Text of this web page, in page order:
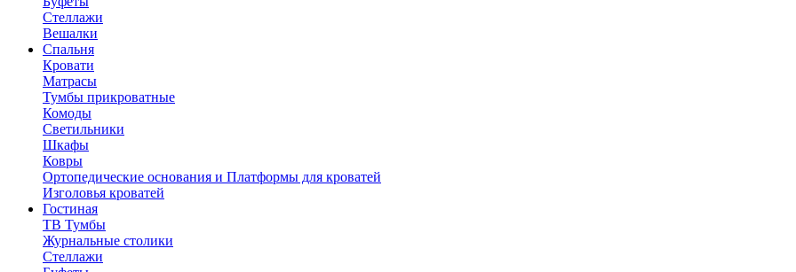
Стеллажи
Вешалки
Cпальня
Кровати
Матрасы
Тумбы прикроватные
Комоды
Светильники
Шкафы
Ковры
Ортопедические основания и Платформы для кроватей
Изголовья кроватей
Гостиная
ТВ Тумбы
Журнальные столики
Стеллажи